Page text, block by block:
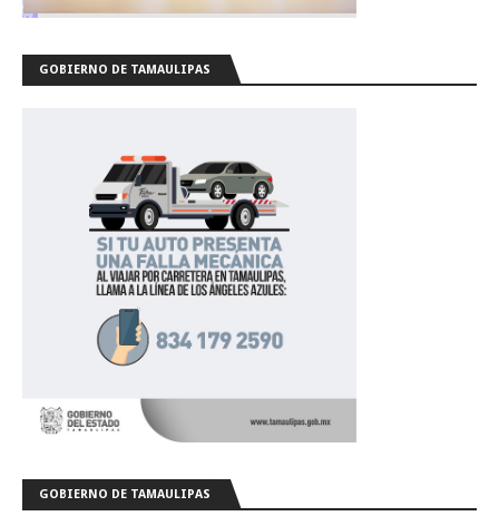
GOBIERNO DE TAMAULIPAS
GOBIERNO DE TAMAULIPAS